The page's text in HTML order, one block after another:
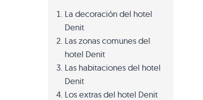
La decoración del hotel
Denit
Las zonas comunes del
hotel Denit
Las habitaciones del hotel
Denit
Los extras del hotel Denit